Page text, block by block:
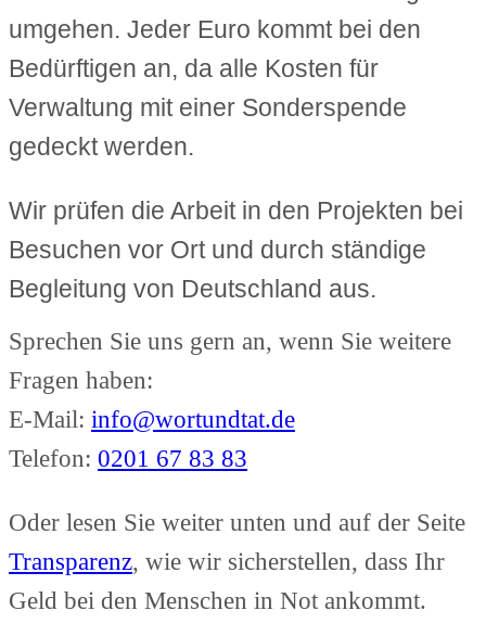
umgehen. Jeder Euro kommt bei den
Bedürftigen an, da alle Kosten für
Verwaltung mit einer Sonderspende
gedeckt werden.
Wir prüfen die Arbeit in den Projekten bei
Besuchen vor Ort und durch ständige
Begleitung von Deutschland aus.
Sprechen Sie uns gern an, wenn Sie weitere
Fragen haben:
E-Mail: info@wortundtat.de
Telefon: 0201 67 83 83
Oder lesen Sie weiter unten und auf der Seite
Transparenz, wie wir sicherstellen, dass Ihr
Geld bei den Menschen in Not ankommt.